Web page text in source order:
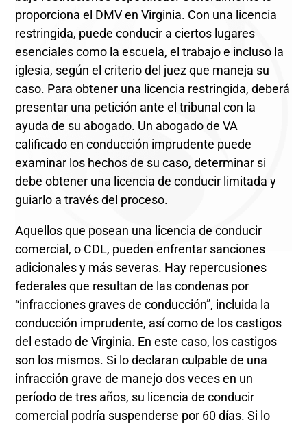
proporciona el DMV en Virginia. Con una licencia
restringida, puede conducir a ciertos lugares
esenciales como la escuela, el trabajo e incluso la
iglesia, según el criterio del juez que maneja su
caso. Para obtener una licencia restringida, deberá
presentar una petición ante el tribunal con la
ayuda de su abogado. Un abogado de VA
calificado en conducción imprudente puede
examinar los hechos de su caso, determinar si
debe obtener una licencia de conducir limitada y
guiarlo a través del proceso.
Aquellos que posean una licencia de conducir
comercial, o CDL, pueden enfrentar sanciones
adicionales y más severas. Hay repercusiones
federales que resultan de las condenas por
“infracciones graves de conducción”, incluida la
conducción imprudente, así como de los castigos
del estado de Virginia. En este caso, los castigos
son los mismos. Si lo declaran culpable de una
infracción grave de manejo dos veces en un
período de tres años, su licencia de conducir
comercial podría suspenderse por 60 días. Si lo